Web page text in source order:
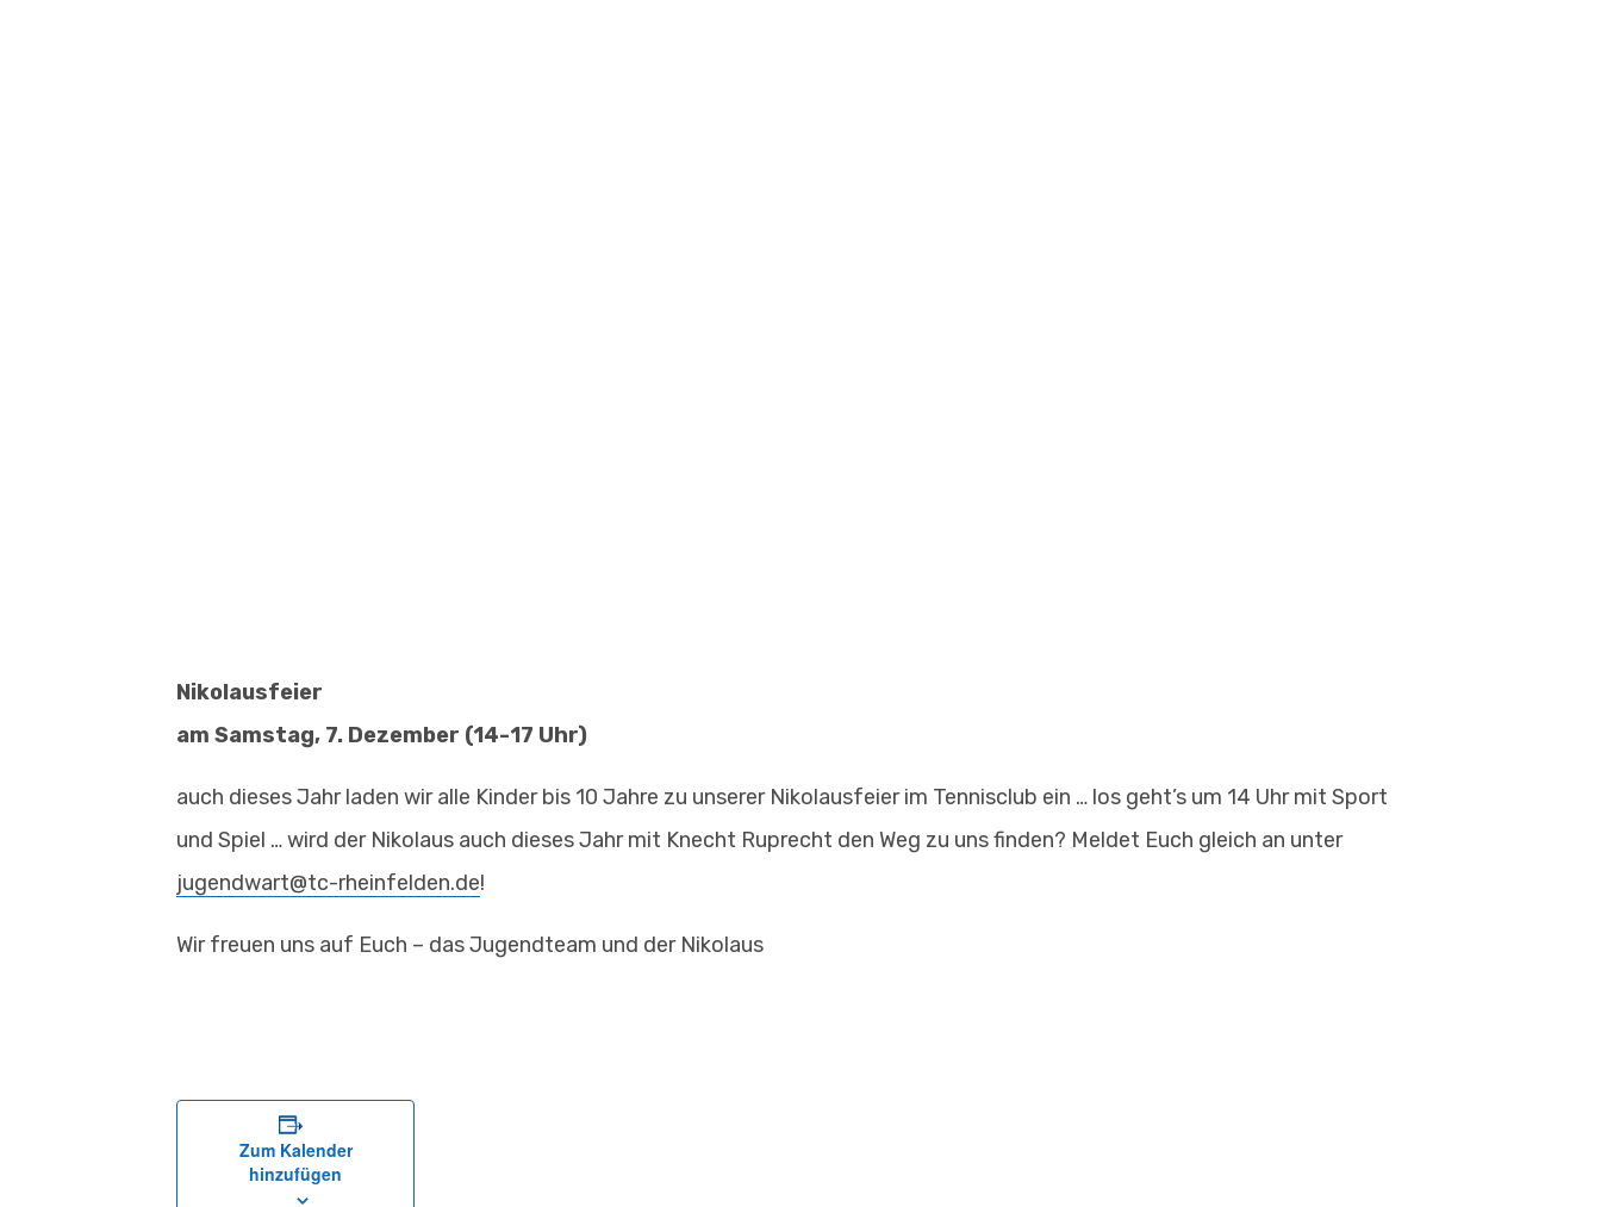
Nikolausfeier
am Samstag, 7. Dezember (14-17 Uhr)
auch dieses Jahr laden wir alle Kinder bis 10 Jahre zu unserer Nikolausfeier im Tennisclub ein … los geht’s um 14 Uhr mit Sport
und Spiel … wird der Nikolaus auch dieses Jahr mit Knecht Ruprecht den Weg zu uns finden? Meldet Euch gleich an unter
jugendwart@tc-rheinfelden.de!
Wir freuen uns auf Euch – das Jugendteam und der Nikolaus
Zum Kalender
hinzufügen